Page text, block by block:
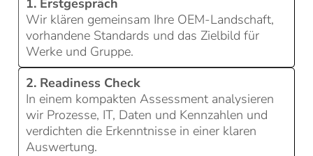
Wir klären gemeinsam Ihre OEM-Landschaft,
vorhandene Standards und das Zielbild für
Werke und Gruppe.
2. Readiness Check
In einem kompakten Assessment analysieren
wir Prozesse, IT, Daten und Kennzahlen und
verdichten die Erkenntnisse in einer klaren
Auswertung.